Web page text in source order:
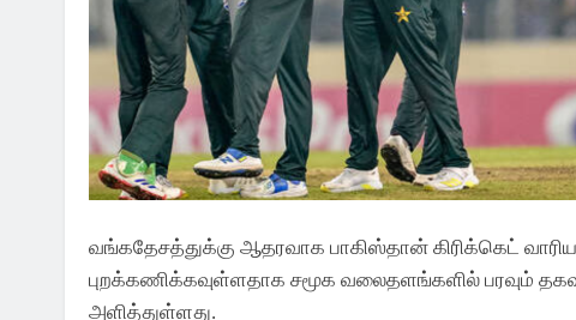
வங்கதேசத்துக்கு ஆதரவாக பாகிஸ்தான் கிரிக்கெட்
புறக்கணிக்கவுள்ளதாக சமூக வலைதளங்களில் பரவும்
அளித்துள்ளது.